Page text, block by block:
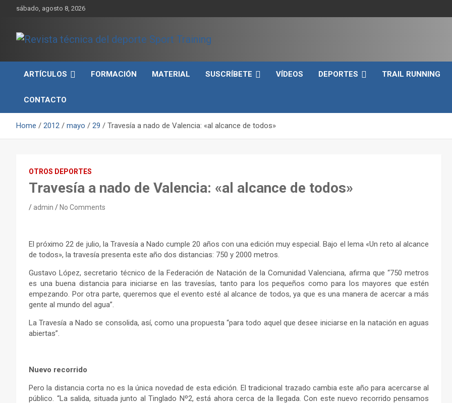
sábado, agosto 8, 2026
Revista técnica del
deporte Sport Training
rendimiento, nutrición y entrenamiento.
ARTÍCULOS
FORMACIÓN MATERIAL SUSCRÍBETE VÍDEOS DEPORTES TRAIL RUNNING
CONTACTO
Home 2012 mayo 29 Travesía a nado de Valencia: «al alcance de todos»
OTROS DEPORTES
Travesía a nado de Valencia: «al alcance de todos»
admin No Comments
El próximo 22 de julio, la Travesía a Nado cumple 20 años con una edición muy especial. Bajo el lema «Un reto al alcance
de todos», la travesía presenta este año dos distancias: 750 y 2000 metros.
Gustavo López, secretario técnico de la Federación de Natación de la Comunidad Valenciana, afirma que “750 metros
es una buena distancia para iniciarse en las travesías, tanto para los pequeños como para los mayores que estén
empezando. Por otra parte, queremos que el evento esté al alcance de todos, ya que es una manera de acercar a más
gente al mundo del agua”.
La Travesía a Nado se consolida, así, como una propuesta “para todo aquel que desee iniciarse en la natación en aguas
abiertas”.
Nuevo recorrido
Pero la distancia corta no es la única novedad de esta edición. El tradicional trazado cambia este año para acercarse al
público. “La salida, situada junto al Tinglado Nº2, está ahora cerca de la llegada. Con este nuevo recorrido pensamos